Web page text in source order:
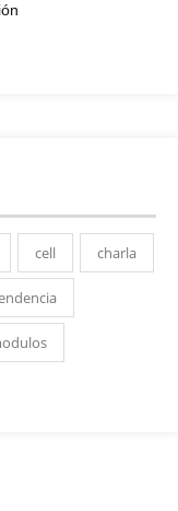
cell charla